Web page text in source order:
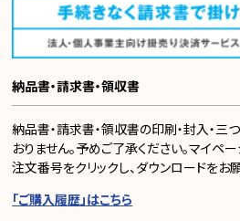
納品書・請求書・領収書
納品書・請求書・領収書の印刷・封入・三
おりません。予めご了承ください。マイ
注文番号をクリックし、ダウンロードをお
「ご購入履歴」はこちら